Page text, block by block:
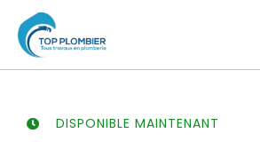
contenu
DISPONIBLE MAINTENANT